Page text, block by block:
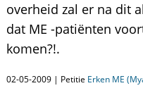
overheid zal er na dit
dat ME -patiënten
komen?!.
02-05-2009 | Petitie Erken ME